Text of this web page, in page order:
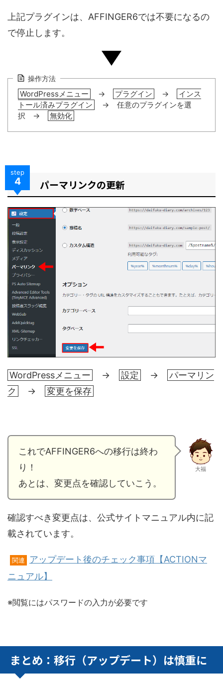
上記プラグインは、AFFINGER6では不要になるの
で停止します。
操作方法
WordPressメニュー → プラグイン →
インス
トール済みプラグイン
→ 任意のプラグインを選
択 →
無効化
step
4 パーマリンクの更新
WordPressメニュー → 設定 →
パーマリン
ク
→ 変更を保存
これでAFFINGER6への移行は終わ
り！
あとは、変更点を確認していこう。
大福
確認すべき変更点は、公式サイトマニュアル内に記
載されています。
関連
アップデート後のチェック事項【ACTIONマ
ニュアル】
※閲覧にはパスワードの入力が必要です
まとめ：移行（アップデート）は慎重に